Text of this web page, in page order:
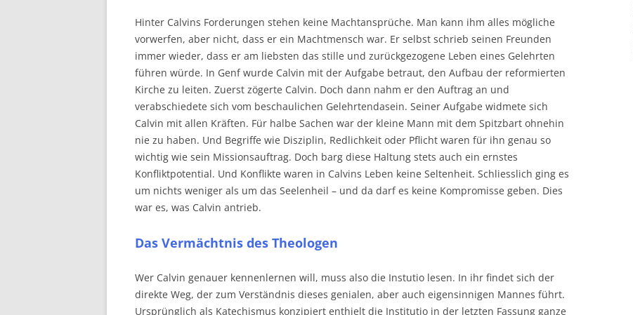
Hinter Calvins Forderungen stehen keine Machtansprüche. Man kann ihm alles mögliche
vorwerfen, aber nicht, dass er ein Machtmensch war. Er selbst schrieb seinen Freunden
immer wieder, dass er am liebsten das stille und zurückgezogene Leben eines Gelehrten
führen würde. In Genf wurde Calvin mit der Aufgabe betraut, den Aufbau der reformierten
Kirche zu leiten. Zuerst zögerte Calvin. Doch dann nahm er den Auftrag an und
verabschiedete sich vom beschaulichen Gelehrtendasein. Seiner Aufgabe widmete sich
Calvin mit allen Kräften. Für halbe Sachen war der kleine Mann mit dem Spitzbart ohnehin
nie zu haben. Und Begriffe wie Disziplin, Redlichkeit oder Pflicht waren für ihn genau so
wichtig wie sein Missionsauftrag. Doch barg diese Haltung stets auch ein ernstes
Konfliktpotential. Und Konflikte waren in Calvins Leben keine Seltenheit. Schliesslich ging es
um nichts weniger als um das Seelenheil – und da darf es keine Kompromisse geben. Dies
war es, was Calvin antrieb.
Das Vermächtnis des Theologen
Wer Calvin genauer kennenlernen will, muss also die Instutio lesen. In ihr findet sich der
direkte Weg, der zum Verständnis dieses genialen, aber auch eigensinnigen Mannes führt.
Ursprünglich als Katechismus konzipiert enthielt die Institutio in der letzten Fassung ganze